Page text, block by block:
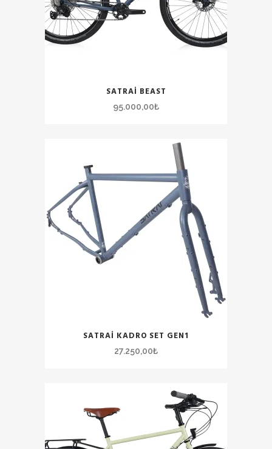
SATRAI BEAST
95.000,00₺
SATRAI KADRO SET GEN1
27.250,00₺